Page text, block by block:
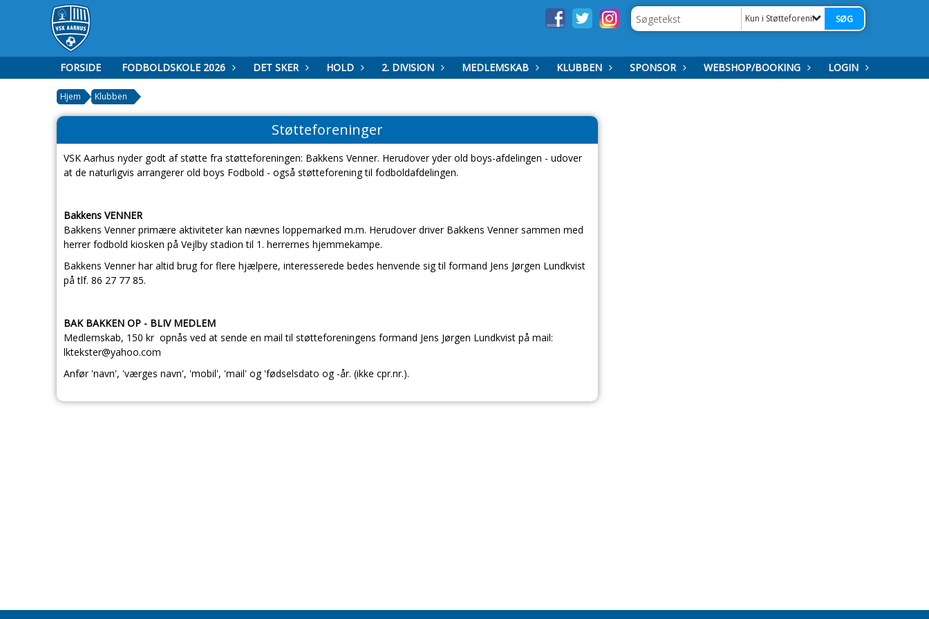
Kun i Støtteforeninger
FORSIDE FODBOLDSKOLE 2026 DET SKER HOLD 2. DIVISION MEDLEMSKAB KLUBBEN SPONSOR WEBSHOP/BOOKING LOGIN
Hjem Klubben
Støtteforeninger
VSK Aarhus nyder godt af støtte fra støtteforeningen: Bakkens Venner. Herudover yder old boys-afdelingen - udover
at de naturligvis arrangerer old boys Fodbold - også støtteforening til fodboldafdelingen.
Bakkens VENNER
Bakkens Venner primære aktiviteter kan nævnes loppemarked m.m. Herudover driver Bakkens Venner sammen med
herrer fodbold kiosken på Vejlby stadion til 1. herrernes hjemmekampe.
Bakkens Venner har altid brug for flere hjælpere, interesserede bedes henvende sig til formand Jens Jørgen Lundkvist
på tlf. 86 27 77 85.
BAK BAKKEN OP - BLIV MEDLEM
Medlemskab, 150 kr opnås ved at sende en mail til støtteforeningens formand Jens Jørgen Lundkvist på mail:
lktekster@yahoo.com
Anfør 'navn', 'værges navn', 'mobil', 'mail' og 'fødselsdato og -år. (ikke cpr.nr.).